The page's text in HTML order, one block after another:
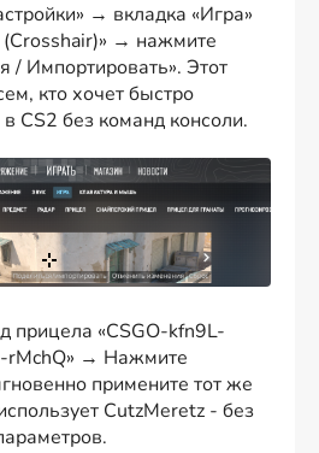
→ вкладка «Игра»
→ нажмите
/ Импортировать». Этот
кто хочет быстро
CS2 без команд консоли.
прицела «CSGO-kfn9L-
rMchQ» → Нажмите
примените тот же
CutzMeretz - без